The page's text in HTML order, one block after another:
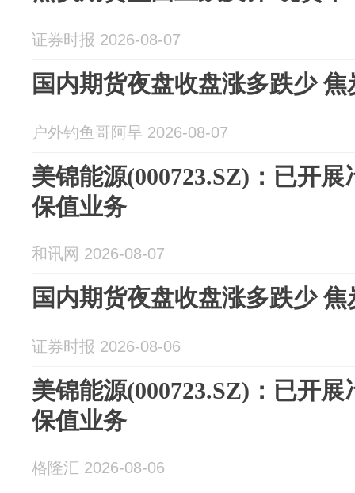
证券时报 2026-08-07
国内期货夜盘收盘涨多跌少
户外钓鱼哥阿旱 2026-08-07
美锦能源(000723.SZ)：已开
保值业务
和讯网 2026-08-07
国内期货夜盘收盘涨多跌少
证券时报 2026-08-06
美锦能源(000723.SZ)：已开
保值业务
格隆汇 2026-08-06